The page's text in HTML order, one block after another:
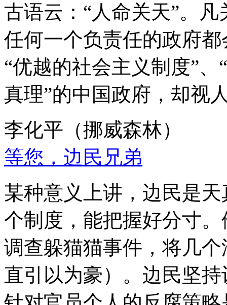
古语云：“人命关天”。
任何一个负责任的政府
“优越的社会主义制度”
真理”的中国政府，却视
李化平（挪威森林）
等您，边民兄弟
某种意义上讲，边民是
个制度，能把握好分寸
调查躲猫猫事件，将几
直引以为豪）。边民坚